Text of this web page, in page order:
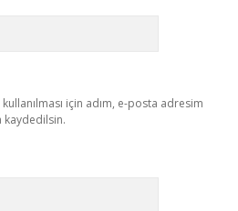
için adım, e-posta adresim
kaydedilsin.